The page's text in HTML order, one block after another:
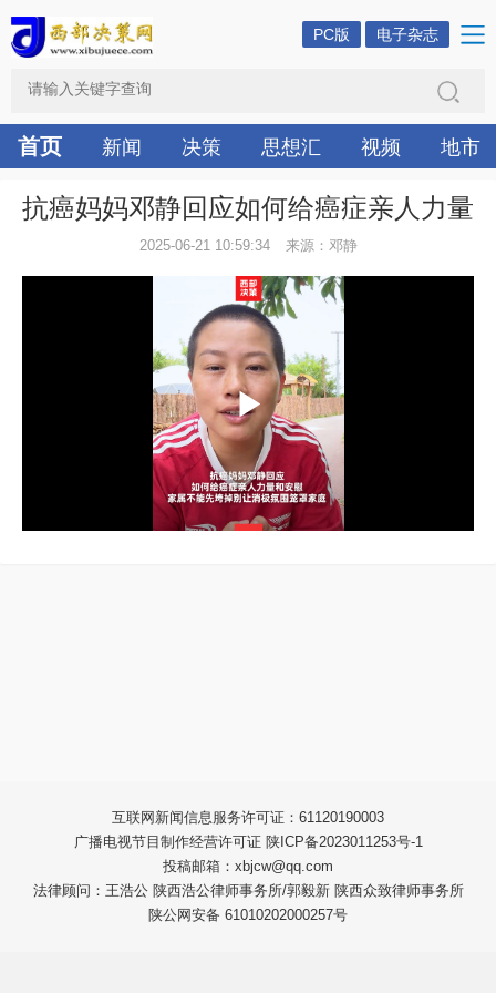
PC版 电子杂志
首页 新闻 决策 思想汇 视频 地市
抗癌妈妈邓静回应如何给癌症亲人力量
2025-06-21 10:59:34 来源：邓静
互联网新闻信息服务许可证：61120190003
广播电视节目制作经营许可证 陕ICP备2023011253号-1
投稿邮箱：xbjcw@qq.com
法律顾问：王浩公 陕西浩公律师事务所/郭毅新 陕西众致律师事务所
陕公网安备 61010202000257号